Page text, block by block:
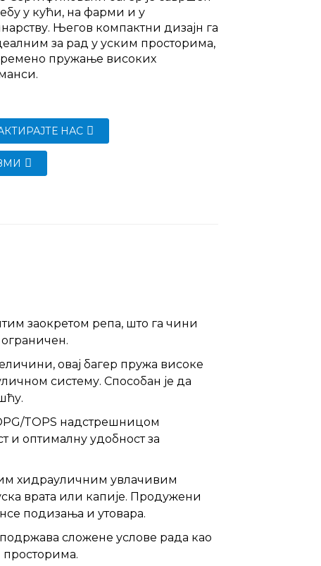
у кући, на фарми и у
Његов компактни дизајн га
за рад у уским просторима,
пружање високих
НАС
заокретом репа, што га чини
овај багер пружа високе
систему. Способан је да
TOPS надстрешницом
и оптималну удобност за
хидрауличним увлачивим
врата или капије. Продужени
подизања и утовара.
сложене услове рада као